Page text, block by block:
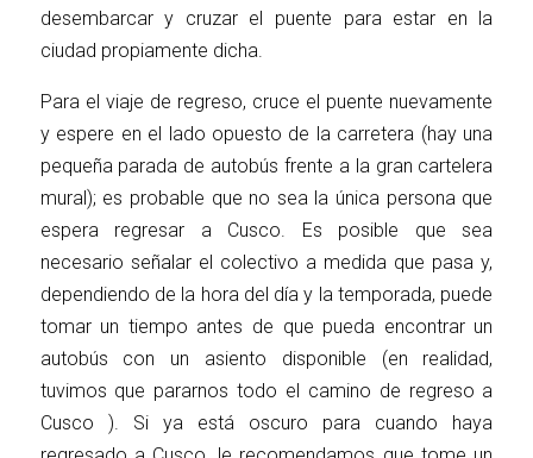
desembarcar y cruzar el puente para estar en la
ciudad propiamente dicha.
Para el viaje de regreso, cruce el puente nuevamente
y espere en el lado opuesto de la carretera (hay una
pequeña parada de autobús frente a la gran cartelera
mural); es probable que no sea la única persona que
espera regresar a Cusco. Es posible que sea
necesario señalar el colectivo a medida que pasa y,
dependiendo de la hora del día y la temporada, puede
tomar un tiempo antes de que pueda encontrar un
autobús con un asiento disponible (en realidad,
tuvimos que pararnos todo el camino de regreso a
Cusco ). Si ya está oscuro para cuando haya